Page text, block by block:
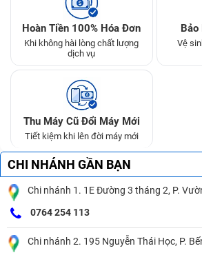
Hoàn Tiền 100% Hóa Đơn
Khi không hài lòng chất lượng
dịch vụ
Bảo
Vệ
Thu Máy Cũ Đổi Máy Mới
Tiết kiệm khi lên đời máy mới
CHI NHÁNH GẦN BẠN
Chi nhánh 1. 1E Đường 3 tháng 2, P.
0764 254 113
Chi nhánh 2. 195 Nguyễn Thái Học, P.